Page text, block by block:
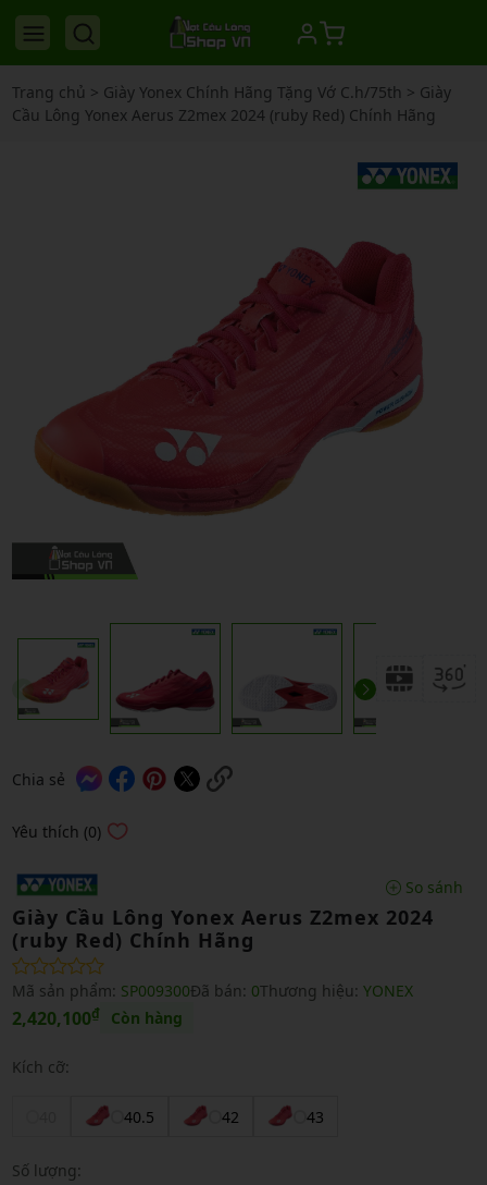
Trang chủ > Giày Yonex Chính Hãng Tặng Vớ C.h/75th > Giày
Cầu Lông Yonex Aerus Z2mex 2024 (ruby Red) Chính Hãng
Chia sẻ
Yêu thích (0)
So sánh
Giày Cầu Lông Yonex Aerus Z2mex 2024
(ruby Red) Chính Hãng
Mã sản phẩm: SP009300Đã bán: 0Thương hiệu: YONEX
2,420,100₫ Còn hàng
Kích cỡ:
40.5 42 43
Số lượng: